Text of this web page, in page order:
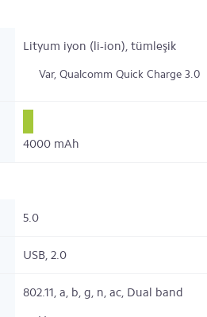
Lityum iyon (li-ion), tümleşik
Var, Qualcomm Quick Charge 3.0
4000 mAh
5.0
USB, 2.0
802.11, a, b, g, n, ac, Dual band